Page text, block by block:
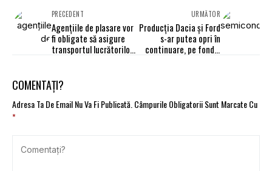
PRECEDENT
Agenţiile de plasare vor
fi obligate să asigure
transportul lucrătorilor
URMĂTOR
Producţia Dacia şi Ford
s-ar putea opri în
continuare, pe fondul
COMENTAȚI?
Adresa Ta De Email Nu Va Fi Publicată.Câmpurile Obligatorii Sunt Marcate Cu
*